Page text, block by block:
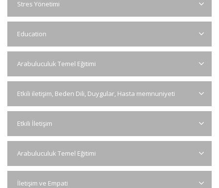
Stres Yönetimi
Education
Arabuluculuk Temel Eğitimi
Etkili iletişim, Beden Dili, Duygular, Hasta memnuniyeti
Etkili İletişim
Arabuluculuk Temel Eğitimi
İletişim ve Empati